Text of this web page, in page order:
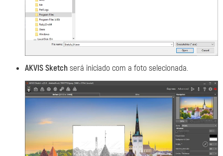
AKVIS Sketchserá iniciado com a foto selecionada.